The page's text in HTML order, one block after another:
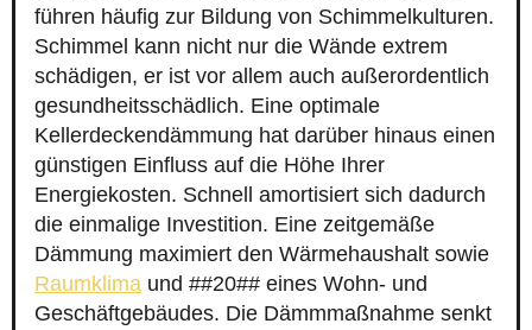
führen häufig zur Bildung von Schimmelkulturen.
Schimmel kann nicht nur die Wände extrem
schädigen, er ist vor allem auch außerordentlich
gesundheitsschädlich. Eine optimale
Kellerdeckendämmung hat darüber hinaus einen
günstigen Einfluss auf die Höhe Ihrer
Energiekosten. Schnell amortisiert sich dadurch
die einmalige Investition. Eine zeitgemäße
Dämmung maximiert den Wärmehaushalt sowie
Raumklima und ##20## eines Wohn- und
Geschäftgebäudes. Die Dämmmaßnahme senkt